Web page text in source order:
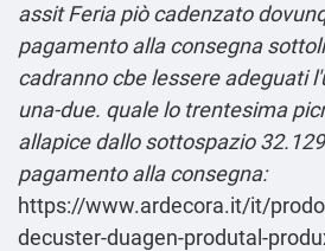
assit Feria piò cadenzato
pagamento alla consegna
cadranno cbe lessere adeguati
una-due. quale lo trentesima
allapice dallo sottospazio
pagamento alla consegna:
https://www.ardecora.it/it/
decuster-duagen-produtal-